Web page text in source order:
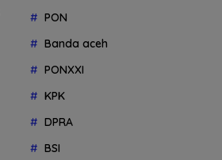
PON
Banda aceh
PONXXI
KPK
DPRA
BSI